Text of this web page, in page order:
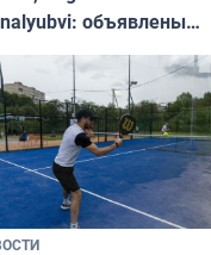
объявлены
фестиваля
в 2026 года